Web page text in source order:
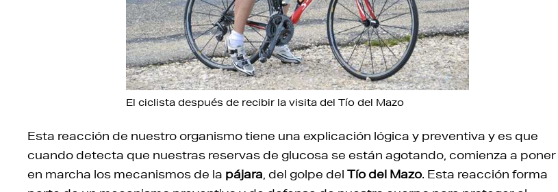
El ciclista después de recibir la visita del Tío del Mazo
Esta reacción de nuestro organismo tiene una explicación lógica y preventiva y es que
cuando detecta que nuestras reservas de glucosa se están agotando, comienza a poner
en marcha los mecanismos de la pájara , del golpe del Tío del Mazo. Esta reacción forma